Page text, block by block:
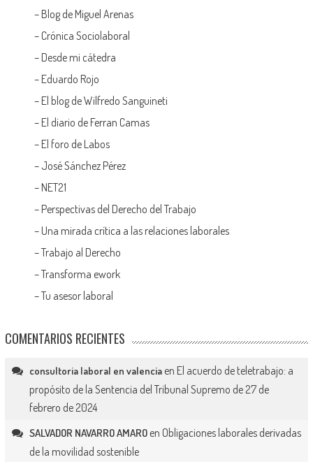
– Blog de Miguel Arenas
– Crónica Sociolaboral
– Desde mi cátedra
– Eduardo Rojo
– El blog de Wilfredo Sanguineti
– El diario de Ferran Camas
– El foro de Labos
– José Sánchez Pérez
– NET21
– Perspectivas del Derecho del Trabajo
– Una mirada crítica a las relaciones laborales
–Trabajo al Derecho
–Transforma ework
–Tu asesor laboral
COMENTARIOS RECIENTES
consultoria laboral en valenciaen El acuerdo de teletrabajo: a
propósito de la Sentencia del Tribunal Supremo de 27 de
febrero de 2024
SALVADOR NAVARRO AMAROen Obligaciones laborales derivadas
de la movilidad sostenible